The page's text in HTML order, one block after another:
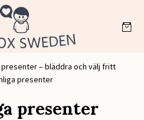
– bläddra och välj fritt
presenter
presenter